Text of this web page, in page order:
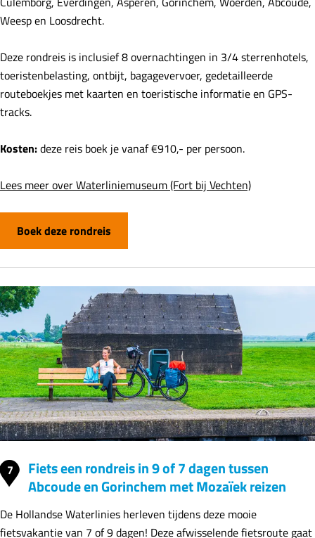
Weesp en Loosdrecht.
Deze rondreis is inclusief 8 overnachtingen in 3/4 sterrenhotels,
toeristenbelasting, ontbijt, bagagevervoer, gedetailleerde
routeboekjes met kaarten en toeristische informatie en GPS-
tracks.
Kosten:deze reis boek je vanaf €910,- per persoon.
Lees meer over Waterliniemuseum (Fort bij Vechten)
Boek deze rondreis
7
Fiets een rondreis in 9 of 7 dagen tussen
Abcoude en Gorinchem met Mozaïek reizen
De Hollandse Waterlinies herleven tijdens deze mooie
fietsvakantie van 7 of 9 dagen! Deze afwisselende fietsroute gaat